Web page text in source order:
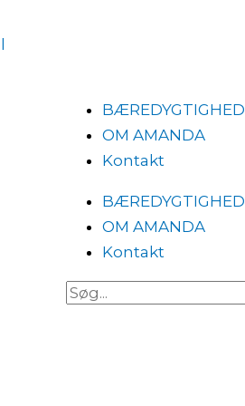
BÆREDYGTIGHED
OM AMANDA
Kontakt
BÆREDYGTIGHED
OM AMANDA
Kontakt
Søg